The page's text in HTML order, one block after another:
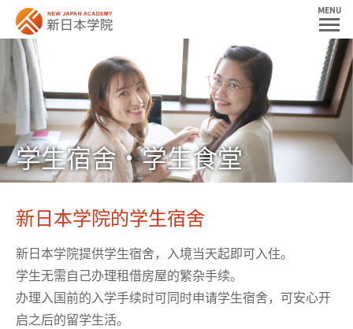
MENU
学生宿舍・学生食堂
新日本学院的学生宿舍
新日本学院提供学生宿舍，入境当天起即可入住。
学生无需自己办理租借房屋的繁杂手续。
办理入国前的入学手续时可同时申请学生宿舍，可安心开
启之后的留学生活。